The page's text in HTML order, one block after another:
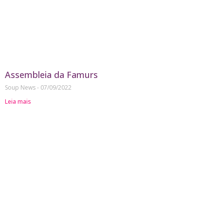
Assembleia da Famurs
Soup News
07/09/2022
Leia mais